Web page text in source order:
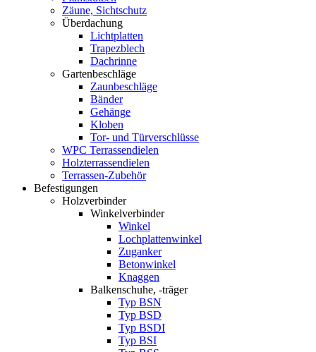
Zäune, Sichtschutz
Überdachung
Lichtplatten
Trapezblech
Dachrinne
Gartenbeschläge
Zaunbeschläge
Bänder
Gehänge
Kloben
Tor- und Türverschlüsse
WPC Terrassendielen
Holzterrassendielen
Terrassen-Zubehör
Befestigungen
Holzverbinder
Winkelverbinder
Winkel
Lochplattenwinkel
Zuganker
Betonwinkel
Knaggen
Balkenschuhe, -träger
Typ BSN
Typ BSD
Typ BSDI
Typ BSI